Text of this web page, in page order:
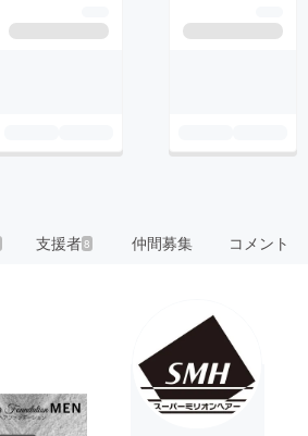
支援者8 仲間募集 コメント